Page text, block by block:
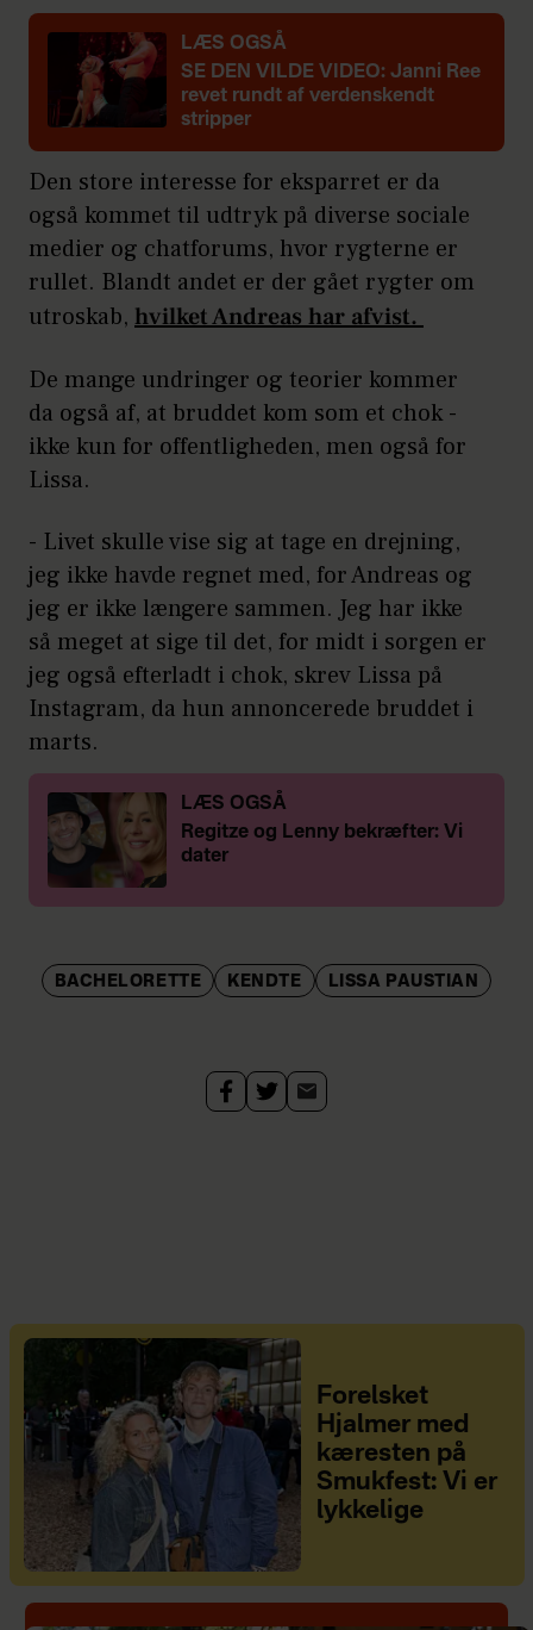
LÆS OGSÅ
SE DEN VILDE VIDEO: Janni Ree
revet rundt af verdenskendt
stripper
Den store interesse for eksparret er da
også kommet til udtryk på diverse sociale
medier og chatforums, hvor rygterne er
rullet. Blandt andet er der gået rygter om
utroskab, hvilket Andreas har afvist.
De mange undringer og teorier kommer
da også af, at bruddet kom som et chok -
ikke kun for offentligheden, men også for
Lissa.
- Livet skulle vise sig at tage en drejning,
jeg ikke havde regnet med, for Andreas og
jeg er ikke længere sammen. Jeg har ikke
så meget at sige til det, for midt i sorgen er
jeg også efterladt i chok, skrev Lissa på
Instagram, da hun annoncerede bruddet i
marts.
LÆS OGSÅ
Regitze og Lenny bekræfter: Vi
dater
BACHELORETTE KENDTE LISSA PAUSTIAN
Forelsket
Hjalmer med
kæresten på
Smukfest: Vi er
lykkelige